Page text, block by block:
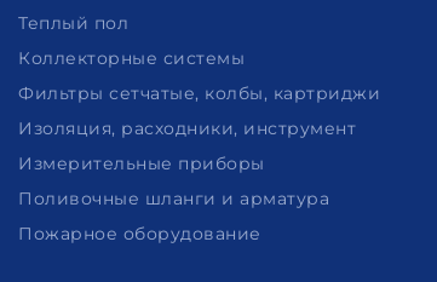
Теплый пол
Коллекторные системы
Фильтры сетчатые, колбы, картриджи
Изоляция, расходники, инструмент
Измерительные приборы
Поливочные шланги и арматура
Пожарное оборудование